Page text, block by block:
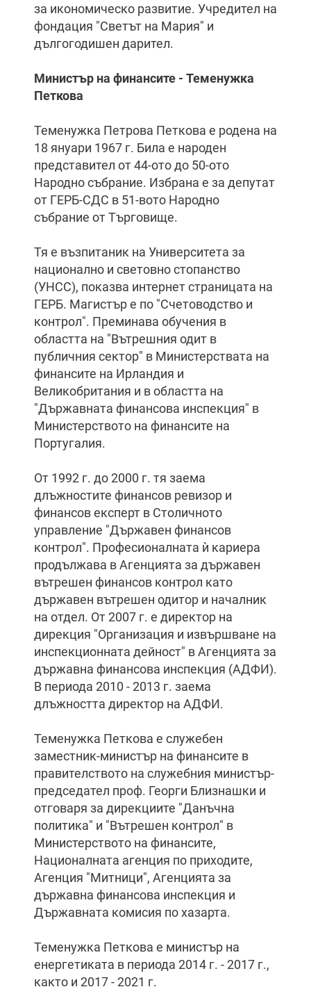
за икономическо развитие. Учредител на
фондация "Светът на Мария" и
дългогодишен дарител.
Министър на финансите - Теменужка
Петкова
Теменужка Петрова Петкова е родена на
18 януари 1967 г. Била е народен
представител от 44-ото до 50-ото
Народно събрание. Избрана е за депутат
от ГЕРБ-СДС в 51-вото Народно
събрание от Търговище.
Тя е възпитаник на Университета за
национално и световно стопанство
(УНСС), показва интернет страницата на
ГЕРБ. Магистър е по "Счетоводство и
контрол". Преминава обучения в
областта на "Вътрешния одит в
публичния сектор" в Министерствата на
финансите на Ирландия и
Великобритания и в областта на
"Държавната финансова инспекция" в
Министерството на финансите на
Португалия.
От 1992 г. до 2000 г. тя заема
длъжностите финансов ревизор и
финансов експерт в Столичното
управление "Държавен финансов
контрол". Професионалната ѝ кариера
продължава в Агенцията за държавен
вътрешен финансов контрол като
държавен вътрешен одитор и началник
на отдел. От 2007 г. е директор на
дирекция "Организация и извършване на
инспекционната дейност" в Агенцията за
държавна финансова инспекция (АДФИ).
В периода 2010 - 2013 г. заема
длъжността директор на АДФИ.
Теменужка Петкова е служебен
заместник-министър на финансите в
правителството на служебния министър-
председател проф. Георги Близнашки и
отговаря за дирекциите "Данъчна
политика" и "Вътрешен контрол" в
Министерството на финансите,
Националната агенция по приходите,
Агенция "Митници", Агенцията за
държавна финансова инспекция и
Държавната комисия по хазарта.
Теменужка Петкова е министър на
енергетиката в периода 2014 г. - 2017 г.,
както и 2017 - 2021 г.